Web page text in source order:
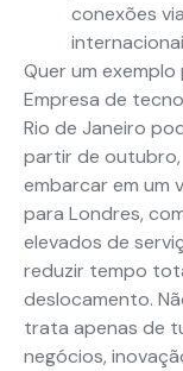
conexões
Quer um
Empresa de
Rio de Janeiro
partir de outubro,
embarcar em um
para Londres,
elevados de
reduzir tempo
deslocamento.
trata apenas de
negócios,